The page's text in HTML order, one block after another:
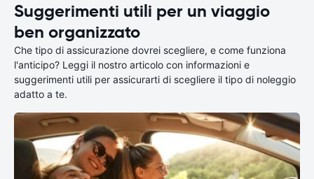
Suggerimenti utili per un viaggio
ben organizzato
Che tipo di assicurazione dovrei scegliere, e come funziona
l'anticipo? Leggi il nostro articolo con informazioni e
suggerimenti utili per assicurarti di scegliere il tipo di noleggio
adatto a te.